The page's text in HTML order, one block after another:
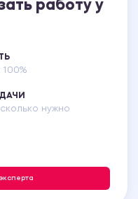
работу у
нужно